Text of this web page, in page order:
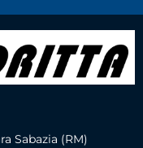
Sabazia (RM)